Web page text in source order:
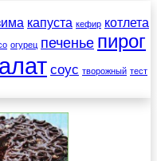
капуста кефир котлета
огурец печенье пирог
соус творожный тест